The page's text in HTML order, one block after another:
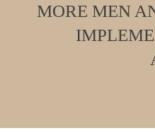
MORE MEN